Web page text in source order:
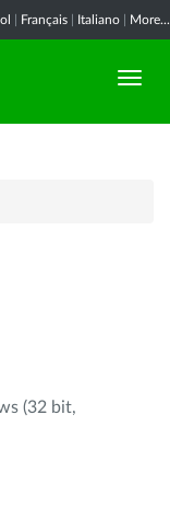
Français Italiano More...
(32 bit,